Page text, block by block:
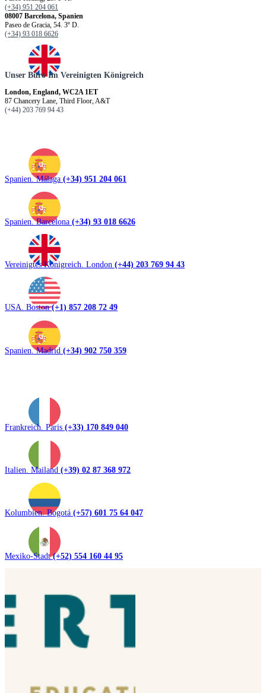
(+34) 951 204 061
08007 Barcelona, Spanien
Paseo de Gracia, 54. 3º D.
(+34) 93 018 6626
Unser Büro Im Vereinigten Königreich
London, England, WC2A 1ET
87 Chancery Lane, Third Floor, A&T
(+44) 203 769 94 43
Spanien. Málaga (+34) 951 204 061
Spanien. Barcelona (+34) 93 018 6626
Vereinigtes Königreich. London (+44) 203 769 94 43
USA. Boston(+1) 857 208 72 49
Spanien. Madrid (+34) 902 750 359
Frankreich. Paris (+33) 170 849 040
Italien. Mailand (+39) 02 87 368 972
Kolumbien. Bogotá (+57) 601 75 64 047
Mexiko-Stadt(+52) 554 160 44 95